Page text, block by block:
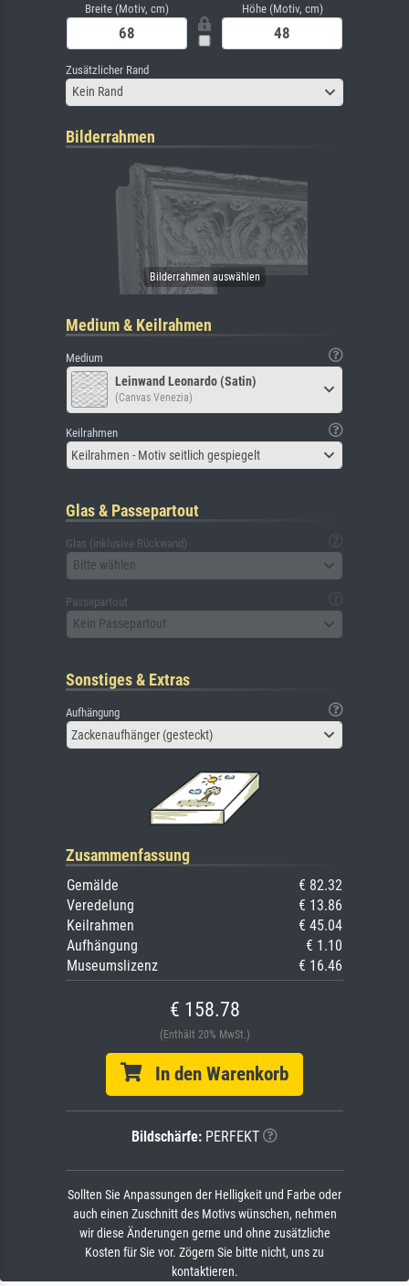
Breite (Motiv, cm) Höhe (Motiv, cm)
Zusätzlicher Rand
Kein Rand
Bilderrahmen
Medium & Keilrahmen
Medium
Leinwand Leonardo (Satin)
(Canvas Venezia)
Keilrahmen
Keilrahmen - Motiv seitlich gespiegelt
Glas & Passepartout
Glas (inklusive Rückwand)
Bitte wählen
Passepartout
Kein Passepartout
Sonstiges & Extras
Aufhängung
Zackenaufhänger (gesteckt)
Zusammenfassung
Gemälde
€ 82.32
Veredelung
€ 13.86
Keilrahmen
€ 45.04
Aufhängung
€ 1.10
Museumslizenz
€ 16.46
€ 158.78
(Enthält 20% MwSt.)
In den Warenkorb
Bildschärfe: PERFEKT
Sollten Sie Anpassungen der Helligkeit und Farbe oder
auch einen Zuschnitt des Motivs wünschen, nehmen
wir diese Änderungen gerne und ohne zusätzliche
Kosten für Sie vor. Zögern Sie bitte nicht, uns zu
kontaktieren.